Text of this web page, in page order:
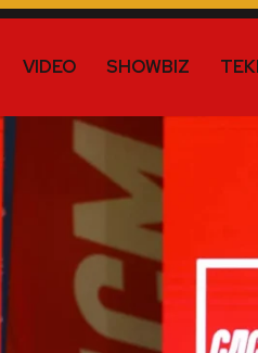
VIDEO SHOWBIZ